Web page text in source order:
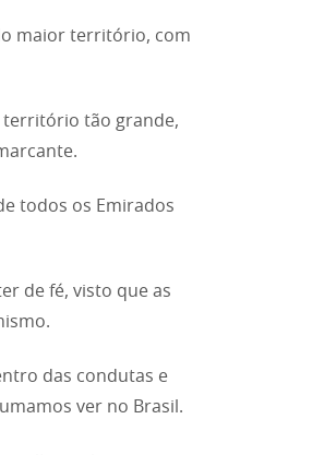
maior território, com
território tão grande,
todos os Emirados
de fé, visto que as
das condutas e
ver no Brasil.